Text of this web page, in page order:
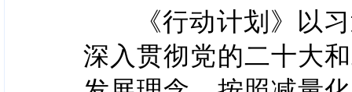
《行动计划》以习
深入贯彻党的二十大